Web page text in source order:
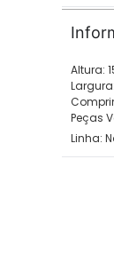
Altura:
Peças
Linha: